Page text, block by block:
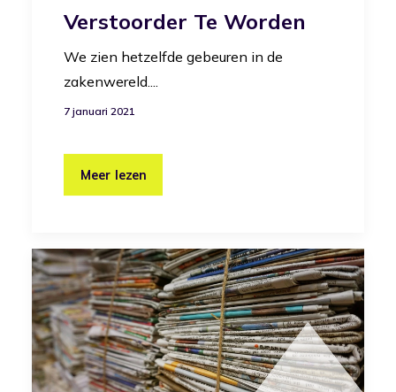
Verstoorder Te Worden
We zien hetzelfde gebeuren in de
zakenwereld....
7 januari 2021
Meer lezen